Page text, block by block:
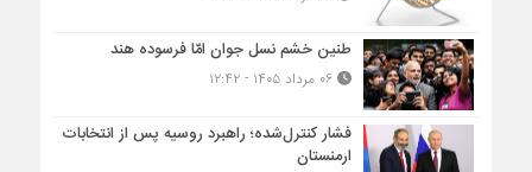
طنین خشم نسل جوان امّا فرسوده هند
۰۶ مرداد ۱۴۰۵ - ۱۲:۴۲
فشار کنترل‌شده؛ راهبرد روسیه پس از انتخابات
ارمنستان